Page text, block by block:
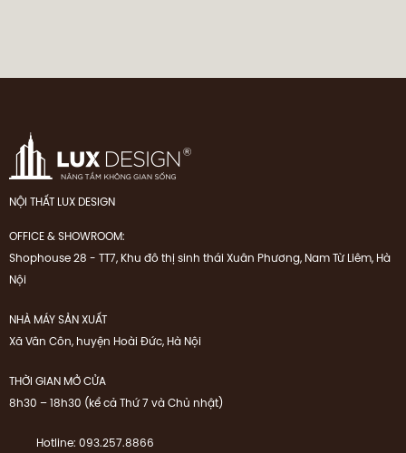
NỘI THẤT LUX DESIGN
OFFICE & SHOWROOM:
Shophouse 28 - TT7, Khu đô thị sinh thái Xuân Phương, Nam Từ Liêm, Hà
Nội
NHÀ MÁY SẢN XUẤT
Xã Vân Côn, huyện Hoài Đức, Hà Nội
THỜI GIAN MỞ CỬA
8h30 – 18h30 (kể cả Thứ 7 và Chủ nhật)
Hotline: 093.257.8866